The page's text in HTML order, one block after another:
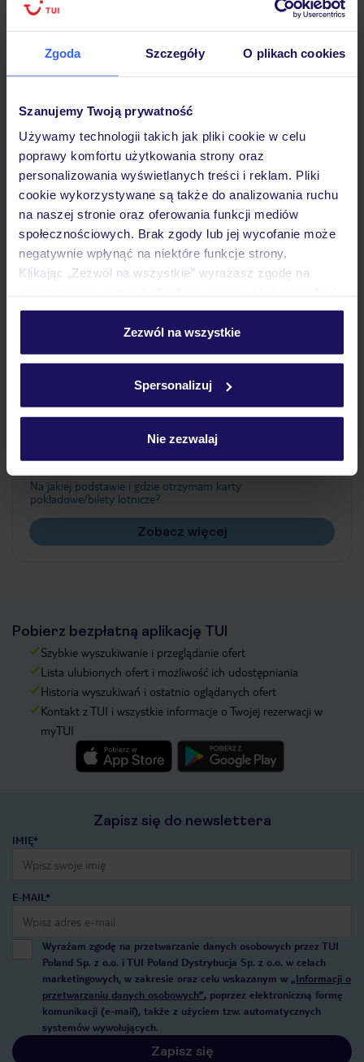
Zgoda Szczegóły O plikach cookies
Szanujemy Twoją prywatność
Używamy technologii takich jak pliki cookie w celu
poprawy komfortu użytkowania strony oraz
personalizowania wyświetlanych treści i reklam. Pliki
cookie wykorzystywane są także do analizowania ruchu
na naszej stronie oraz oferowania funkcji mediów
społecznościowych. Brak zgody lub jej wycofanie może
negatywnie wpłynąć na niektóre funkcje strony.
Klikając „Zezwól na wszystkie” wyrażasz zgodę na
personalizować swój wybór wchodząc w zakładkę
Szczegółowe informacje o plikach cookie znajdziesz
Zezwól na wszystkie
Spersonalizuj
Nie zezwalaj
Hotel
Opinie
Pokoje
Wyżywienie
Ważne informacje
Często zadawane pytania
Jak zmienić uczestników/osobę zgłaszającą?
Czy w Hotelu będzie przedstawiciel TUI?
Na jakiej podstawie i gdzie otrzymam karty
pokładowe/bilety lotnicze?
Zobacz więcej
Pobierz bezpłatną aplikację TUI
Szybkie wyszukiwanie i przeglądanie ofert
Lista ulubionych ofert i możliwość ich udostępniania
Historia wyszukiwań i ostatnio oglądanych ofert
Kontakt z TUI i wszystkie informacje o Twojej rezerwacji w
myTUI
Zapisz się do newslettera
IMIĘ*
E-MAIL*
Wyrażam zgodę na przetwarzanie danych osobowych przez TUI
Poland Sp. z o.o. i TUI Poland Dystrybucja Sp. z o.o. w celach
marketingowych, w zakresie oraz celu wskazanym w „Informacji o
przetwarzaniu danych osobowych”, poprzez elektroniczną formę
komunikacji (e-mail), także z użyciem tzw. automatycznych
systemów wywołujących.
Zapisz się